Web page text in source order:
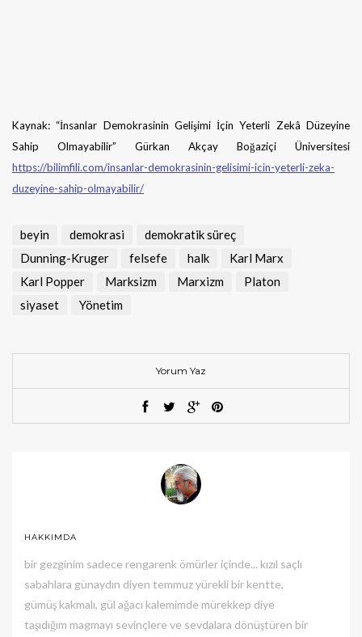
Kaynak: “İnsanlar Demokrasinin Gelişimi İçin Yeterli Zekâ Düzeyine
Sahip Olmayabilir” Gürkan Akçay Boğaziçi Üniversitesi
https://bilimfili.com/insanlar-demokrasinin-gelisimi-icin-yeterli-zeka-
duzeyine-sahip-olmayabilir/
beyin demokrasi
demokratik süreç
Dunning-Kruger
felsefe halk
Karl Marx
Karl Popper
Marksizm Marxizm
Platon
siyaset
Yönetim
Yorum Yaz
HAKKIMDA
bir gezginim sadece rengarenk ömürler içinde... kızıl saçlı
sabahlara günaydın diyen temmuz yürekli bir kentte,
gümüş kakmalı, gül ağacı kalemimde mürekkep diye
taşıdığım magmayı sevinçlere ve sevdalara dönüştüren bir